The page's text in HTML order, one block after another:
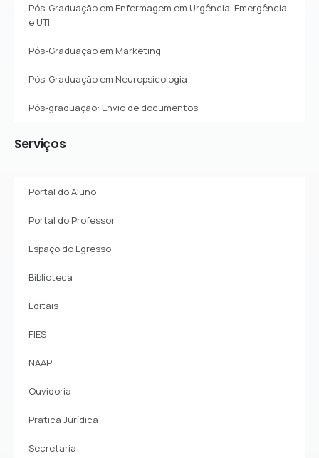
Pós-Graduação em Enfermagem em Urgência, Emergência
e UTI
Pós-Graduação em Marketing
Pós-Graduação em Neuropsicologia
Pós-graduação: Envio de documentos
Serviços
Portal do Aluno
Portal do Professor
Espaço do Egresso
Biblioteca
Editais
FIES
NAAP
Ouvidoria
Prática Jurídica
Secretaria